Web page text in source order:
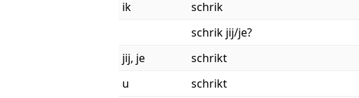
ik
schrik
schrik jij/je?
jij, je
schrikt
u
schrikt